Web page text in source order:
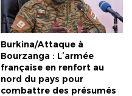
Burkina/Attaque à
Bourzanga : L’armée
française en renfort au
nord du pays pour
combattre des présumés